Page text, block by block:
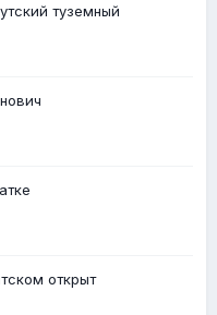
туземный
открыт